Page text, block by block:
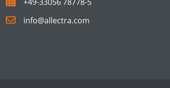
info@allectra.com